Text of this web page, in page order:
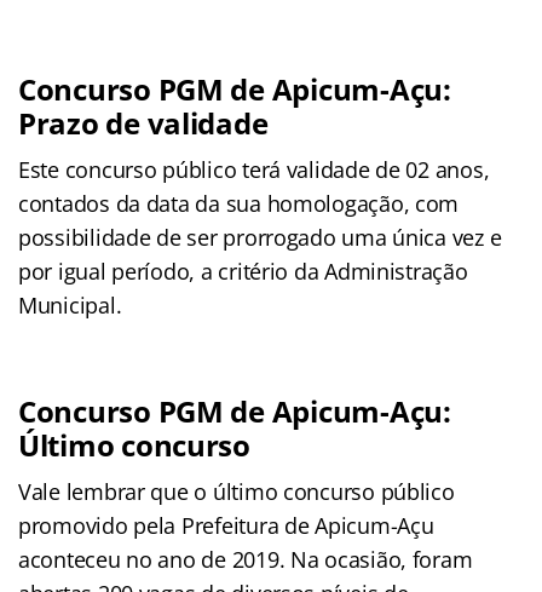
Concurso PGM de Apicum-Açu:
Prazo de validade
Este concurso público terá validade de 02 anos,
contados da data da sua homologação, com
possibilidade de ser prorrogado uma única vez e
por igual período, a critério da Administração
Municipal.
Concurso PGM de Apicum-Açu:
Último concurso
Vale lembrar que o último concurso público
promovido pela Prefeitura de Apicum-Açu
aconteceu no ano de 2019. Na ocasião, foram